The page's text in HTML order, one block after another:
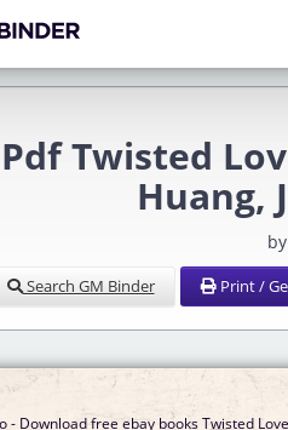
Twisted
Huang,
Search GM Binder Print /
- Download free ebay books Twisted